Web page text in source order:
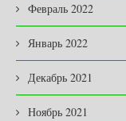
Февраль 2022
Январь 2022
Декабрь 2021
Ноябрь 2021